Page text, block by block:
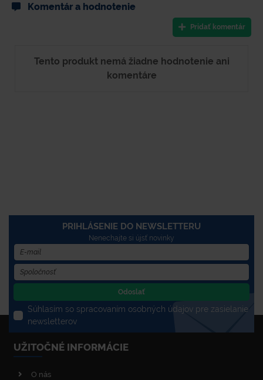
Komentár a hodnotenie
Pridať komentár
Tento produkt nemá žiadne hodnotenie ani
komentáre
PRIHLÁSENIE DO NEWSLETTERU
Nenechajte si újsť novinky
Odoslať
Súhlasím so spracovaním osobných údajov pre zasielanie
newsletterov
UŽITOČNÉ INFORMÁCIE
O nás